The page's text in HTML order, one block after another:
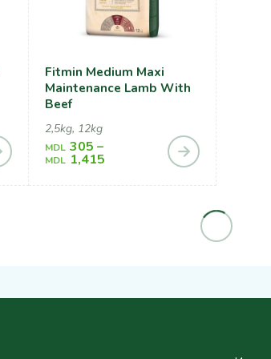
Fitmin Medium Maxi
Maintenance Lamb With
Beef
2,5kg, 12kg
MDL 305 –
MDL 1,415